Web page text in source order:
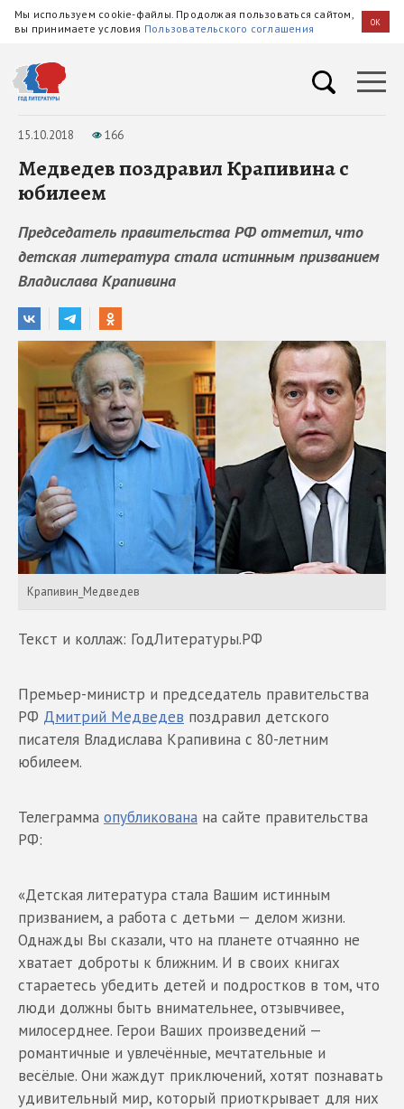
Мы используем cookie-файлы. Продолжая пользоваться сайтом,
вы принимаете условия Пользовательского соглашения OK
15.10.2018 166
Медведев поздравил Крапивина с
юбилеем
Председатель правительства РФ отметил, что
детская литература стала истинным призванием
Владислава Крапивина
Крапивин_Медведев
Текст и коллаж: ГодЛитературы.РФ
Премьер-министр и председатель правительства
РФ Дмитрий Медведев поздравил детского
писателя Владислава Крапивина с 80-летним
юбилеем.
Телеграмма опубликована на сайте правительства
РФ:
«Детская литература стала Вашим истинным
призванием, а работа с детьми — делом жизни.
Однажды Вы сказали, что на планете отчаянно не
хватает доброты к ближним. И в своих книгах
стараетесь убедить детей и подростков в том, что
люди должны быть внимательнее, отзывчивее,
милосерднее. Герои Ваших произведений —
романтичные и увлечённые, мечтательные и
весёлые. Они жаждут приключений, хотят познавать
удивительный мир, который приоткрывает для них